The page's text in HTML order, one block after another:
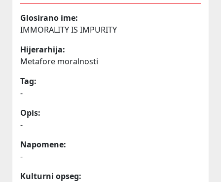
Glosirano ime:
IMMORALITY IS IMPURITY
Hijerarhija:
Metafore moralnosti
Tag:
-
Opis:
-
Napomene:
-
Kulturni opseg: